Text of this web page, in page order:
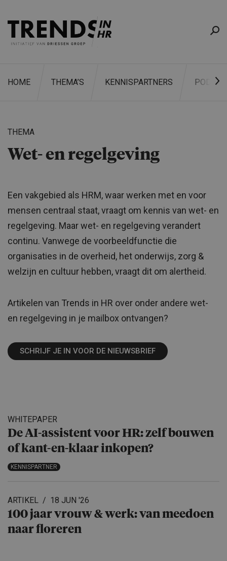
HOME THEMA’S KENNISPARTNERS
THEMA
Wet- en regelgeving
Een vakgebied als HRM, waar werken met en voor
mensen centraal staat, vraagt om kennis van wet- en
regelgeving. Maar wet- en regelgeving verandert
continu. Vanwege de voorbeeldfunctie die
organisaties in de overheid, het onderwijs, zorg &
welzijn en cultuur hebben, vraagt dit om alertheid.
Artikelen van Trends in HR over onder andere wet-
en regelgeving in je mailbox ontvangen?
SCHRIJF JE IN VOOR DE NIEUWSBRIEF
WHITEPAPER
De AI-assistent voor HR: zelf bouwen
of kant-en-klaar inkopen?
KENNISPARTNER
ARTIKEL 18 JUN '26
100 jaar vrouw & werk: van meedoen
naar floreren